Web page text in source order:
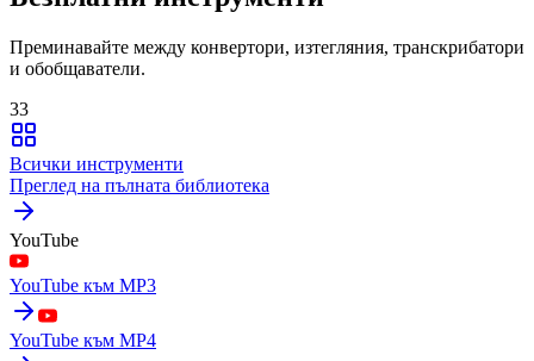
Преминавайте между конвертори, изтегляния, транскрибатори
и обобщаватели.
33
Всички инструменти
Преглед на пълната библиотека
YouTube
YouTube към MP3
YouTube към MP4